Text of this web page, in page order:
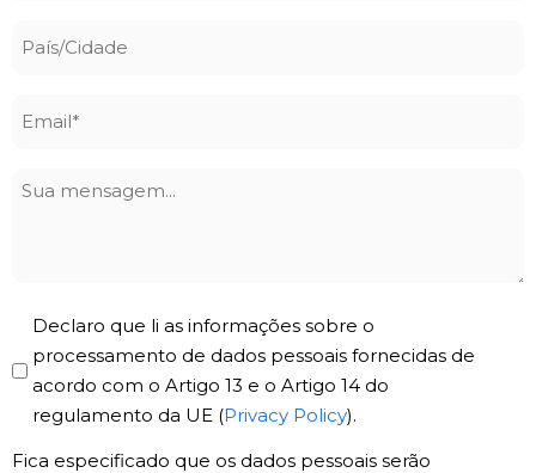
País/Cidade
Sua
Privacy
Policy
*
Declaro que li as informações sobre o
processamento de dados pessoais fornecidas de
acordo com o Artigo 13 e o Artigo 14 do
regulamento da UE (Privacy Policy).
Fica especificado que os dados pessoais serão